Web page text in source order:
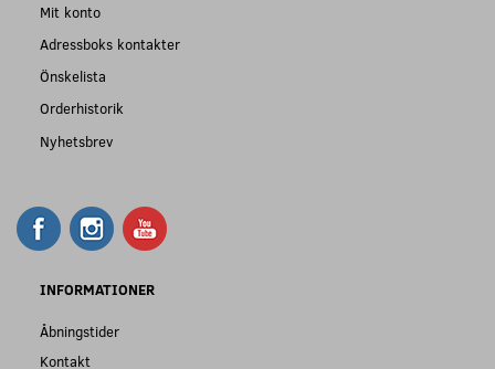
Mit konto
Adressboks kontakter
Önskelista
Orderhistorik
Nyhetsbrev
INFORMATIONER
Åbningstider
Kontakt